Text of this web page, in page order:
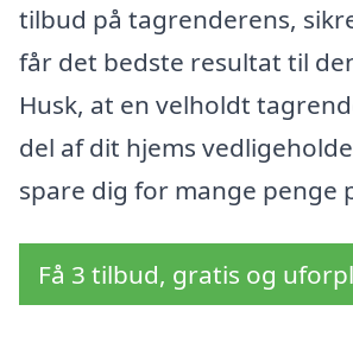
tilbud på tagrenderens,
får det bedste resultat til
Husk, at en velholdt
del af dit hjems
spare dig for mange penge
Få 3 tilbud, gratis og